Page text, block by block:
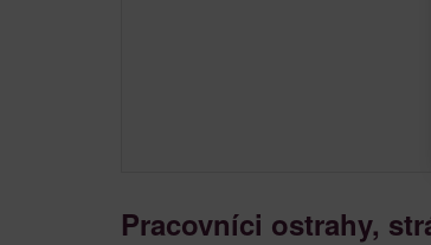
Pracovníci ostrahy,